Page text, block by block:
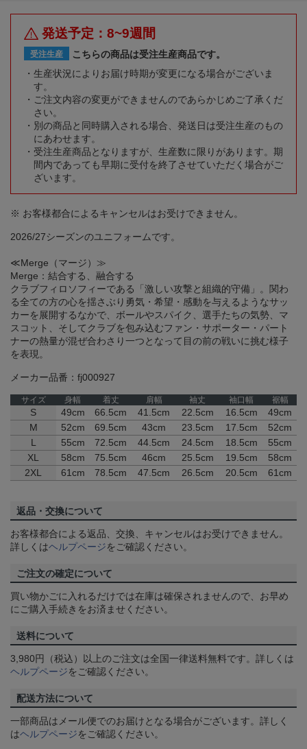
発送予定：8~9週間
受注生産
こちらの商品は受注生産商品です。
生産状況によりお届け時期が変更になる場合がございま
す。
ご注文内容の変更ができませんのであらかじめご了承くだ
さい。
別の商品と同時購入される場合、発送日は受注生産のもの
にあわせます。
受注生産商品となりますが、生産数に限りがあります。期
間内であっても早期に受付を終了させていただく場合がご
ざいます。
※ お客様都合によるキャンセルはお受けできません。
2026/27シーズンのユニフォームです。
≪Merge（マージ）≫
Merge：結合する、融合する
クラブフィロソフィーである「激しい攻撃と組織的守備」。関わ
る全ての方の心を揺さぶり勇気・希望・感動を与えるようなサッ
カーを展開するなかで、ボールやスパイク、選手たちの気勢、マ
スコット、そしてクラブを包み込むファン・サポーター・パート
ナーの熱量が混ぜ合わさり一つとなって目の前の戦いに挑む様子
を表現。
メーカー品番：fj000927
サイズ 身幅 着丈 肩幅 袖丈 袖口幅 裾幅
S 49cm 66.5cm 41.5cm 22.5cm 16.5cm
49cm
M
52cm 69.5cm 43cm 23.5cm 17.5cm
52cm
L
55cm 72.5cm 44.5cm 24.5cm 18.5cm
55cm
XL
58cm 75.5cm 46cm 25.5cm 19.5cm
58cm
2XL
61cm 78.5cm 47.5cm 26.5cm 20.5cm 61cm
返品・交換について
お客様都合による返品、交換、キャンセルはお受けできません。
詳しくはヘルプページをご確認ください。
ご注文の確定について
買い物かごに入れるだけでは在庫は確保されませんので、お早め
にご購入手続きをお済ませください。
送料について
3,980円（税込）以上のご注文は全国一律送料無料です。詳しくは
ヘルプページをご確認ください。
配送方法について
一部商品はメール便でのお届けとなる場合がございます。詳しく
はヘルプページをご確認ください。